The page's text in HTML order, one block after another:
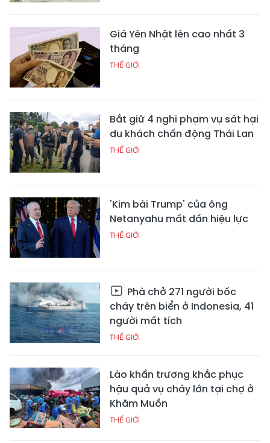
Giá Yên Nhật lên cao nhất 3
tháng
THẾ GIỚI
Bắt giữ 4 nghi phạm vụ sát hại
du khách chấn động Thái Lan
THẾ GIỚI
'Kim bài Trump' của ông
Netanyahu mất dần hiệu lực
THẾ GIỚI
Phà chở 271 người bốc
cháy trên biển ở Indonesia, 41
người mất tích
THẾ GIỚI
Lào khẩn trương khắc phục
hậu quả vụ cháy lớn tại chợ ở
Khăm Muồn
THẾ GIỚI